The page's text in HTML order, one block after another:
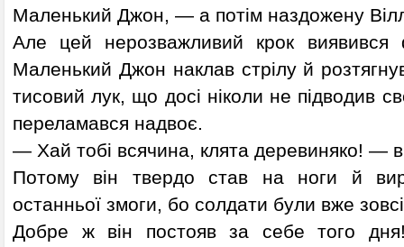
Маленький Джон, — а потім наздожену
Але цей нерозважливий крок виявився
Маленький Джон наклав стрілу й
тисовий лук, що досі ніколи не підводив
переламався надвоє.
— Хай тобі всячина, клята деревиняко! —
Потому він твердо став на ноги й
останньої змоги, бо солдати були вже
Добре ж він постояв за себе того дня!